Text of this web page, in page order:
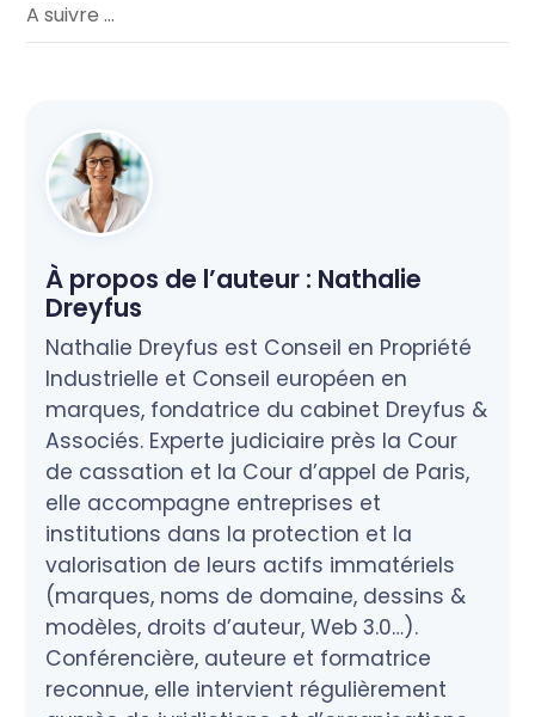
A suivre …
À propos de l’auteur : Nathalie
Dreyfus
Nathalie Dreyfus est Conseil en Propriété
Industrielle et Conseil européen en
marques, fondatrice du cabinet Dreyfus &
Associés. Experte judiciaire près la Cour
de cassation et la Cour d’appel de Paris,
elle accompagne entreprises et
institutions dans la protection et la
valorisation de leurs actifs immatériels
(marques, noms de domaine, dessins &
modèles, droits d’auteur, Web 3.0…).
Conférencière, auteure et formatrice
reconnue, elle intervient régulièrement